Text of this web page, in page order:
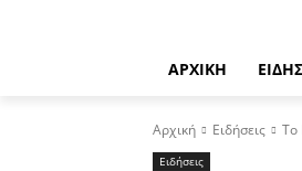
ΑΡΧΙΚΉ
Αρχική Ειδήσεις Το
Ειδήσεις